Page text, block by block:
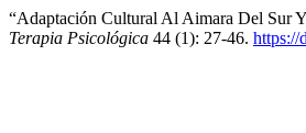
“Adaptación Cultural Al Aimara Del Sur
Terapia Psicológica 44 (1): 27-46. https://